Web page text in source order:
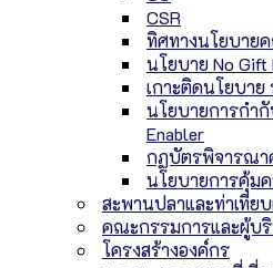
CSR
ทิศทางนโยบาย
นโยบาย No Gift
เกาะติดนโยบาย
นโยบายการกำ
Enabler
กฏบัตรพิจารณา
นโยบายการคุ้ม
สะพานปลาและท่าเทีย
คณะกรรมการและผู้บ
โครงสร้างองค์กร